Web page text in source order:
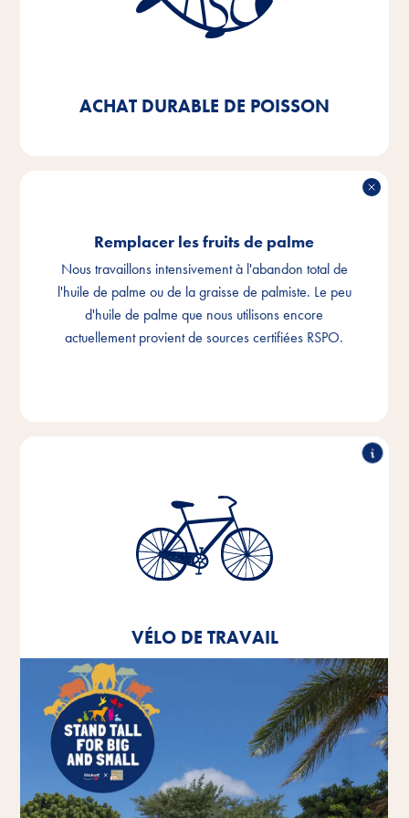
ACHAT DURABLE DE POISSON
des sous-produits de poisson que nous utilisons dans
Remplacer les fruits de palme
Nous travaillons intensivement à l'abandon total de
l'huile de palme ou de la graisse de palmiste. Le peu
d'huile de palme que nous utilisons encore
actuellement provient de sources certifiées RSPO.
VÉLO DE TRAVAIL
Vélo de travail
Depuis 2020, nous proposons à tous nos
collaborateurs une offre de leasing pour un vélo de